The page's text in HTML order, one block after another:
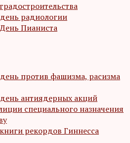
радиологии
Пианиста
против фашизма, расизма
антиядерных акций
специального назначения
рекордов Гиннесса